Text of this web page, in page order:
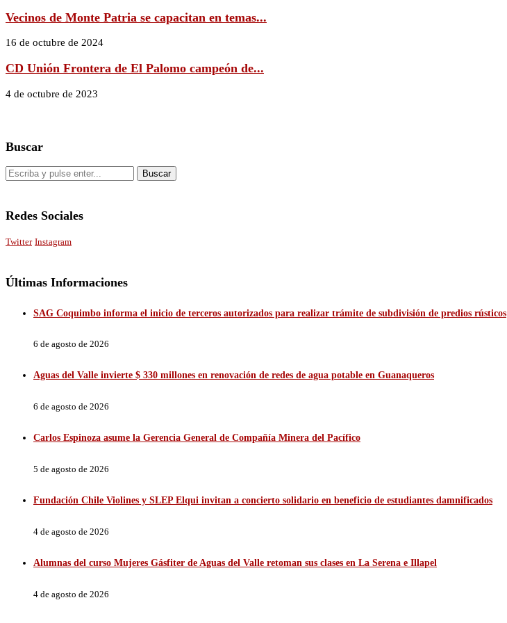
Vecinos de Monte Patria se capacitan en temas...
16 de octubre de 2024
CD Unión Frontera de El Palomo campeón de...
4 de octubre de 2023
Buscar
Redes Sociales
Twitter Instagram
Últimas Informaciones
SAG Coquimbo informa el inicio de terceros autorizados para realizar trámite de subdivisión de predios rústicos
6 de agosto de 2026
Aguas del Valle invierte $ 330 millones en renovación de redes de agua potable en Guanaqueros
6 de agosto de 2026
Carlos Espinoza asume la Gerencia General de Compañía Minera del Pacífico
5 de agosto de 2026
Fundación Chile Violines y SLEP Elqui invitan a concierto solidario en beneficio de estudiantes damnificados
4 de agosto de 2026
Alumnas del curso Mujeres Gásfiter de Aguas del Valle retoman sus clases en La Serena e Illapel
4 de agosto de 2026